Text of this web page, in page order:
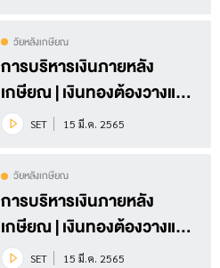
วัยหลังเกษียณ
การบริหารเงินภายหลัง
เกษียณ | เงินทองต้องวางแผน
Season 3 EP.26 (3/3)
SET 15 มี.ค. 2565
วัยหลังเกษียณ
การบริหารเงินภายหลัง
เกษียณ | เงินทองต้องวางแผน
Season 3 EP.26 (2/3)
SET 15 มี.ค. 2565